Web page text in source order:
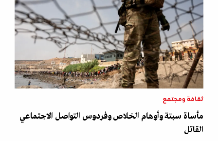
ثقافة ومجتمع
مأساة سبتة وأوهام الخلاص وفردوس التواصل الاجتماعي
القاتل